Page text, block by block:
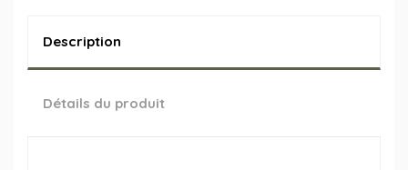
Description
Détails du produit